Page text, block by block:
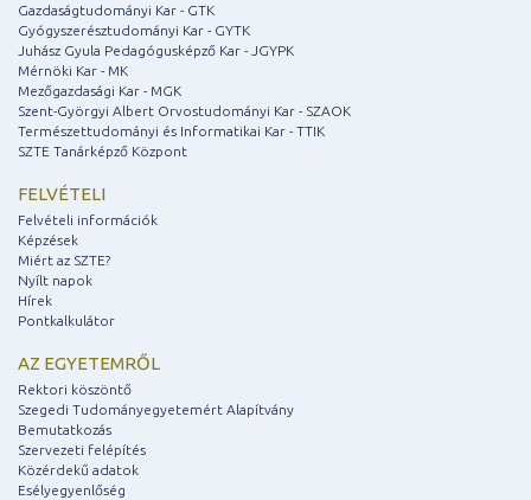
Gazdaságtudományi Kar - GTK
Gyógyszerésztudományi Kar - GYTK
Juhász Gyula Pedagógusképző Kar - JGYPK
Mérnöki Kar - MK
Mezőgazdasági Kar - MGK
Szent-Györgyi Albert Orvostudományi Kar - SZAOK
Természettudományi és Informatikai Kar - TTIK
SZTE Tanárképző Központ
FELVÉTELI
Felvételi információk
Képzések
Miért az SZTE?
Nyílt napok
Hírek
Pontkalkulátor
AZ EGYETEMRŐL
Rektori köszöntő
Szegedi Tudományegyetemért Alapítvány
Bemutatkozás
Szervezeti felépítés
Közérdekű adatok
Esélyegyenlőség